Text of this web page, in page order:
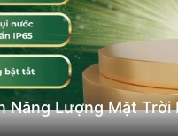
Năng Lượng Mặt Trời